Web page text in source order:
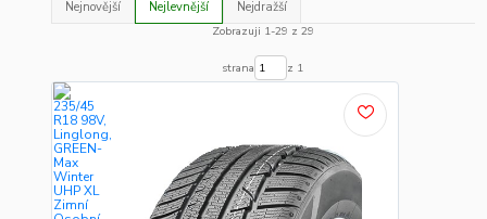
Nejnovější Nejlevnější
Nejdražší
Zobrazuji 1-29 z 29
strana z 1